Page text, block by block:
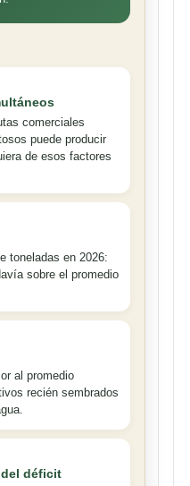
comerciales
puede producir
de esos factores
toneladas en 2026:
sobre el promedio
al promedio
recién sembrados
déficit